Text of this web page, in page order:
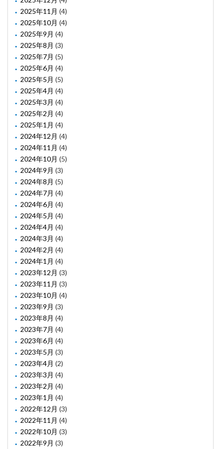
2025年11月 (4)
2025年10月 (4)
2025年9月 (4)
2025年8月 (3)
2025年7月 (5)
2025年6月 (4)
2025年5月 (5)
2025年4月 (4)
2025年3月 (4)
2025年2月 (4)
2025年1月 (4)
2024年12月 (4)
2024年11月 (4)
2024年10月 (5)
2024年9月 (3)
2024年8月 (5)
2024年7月 (4)
2024年6月 (4)
2024年5月 (4)
2024年4月 (4)
2024年3月 (4)
2024年2月 (4)
2024年1月 (4)
2023年12月 (3)
2023年11月 (3)
2023年10月 (4)
2023年9月 (3)
2023年8月 (4)
2023年7月 (4)
2023年6月 (4)
2023年5月 (3)
2023年4月 (2)
2023年3月 (4)
2023年2月 (4)
2023年1月 (4)
2022年12月 (3)
2022年11月 (4)
2022年10月 (3)
2022年9月 (3)